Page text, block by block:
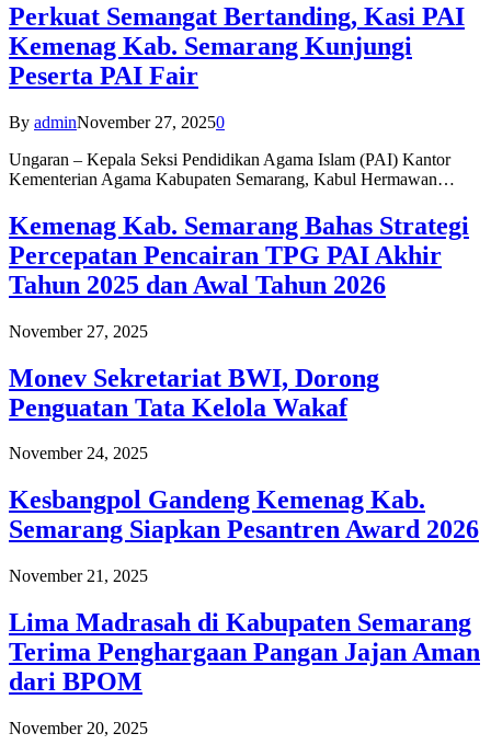
Perkuat Semangat Bertanding, Kasi PAI
Kemenag Kab. Semarang Kunjungi
Peserta PAI Fair
By adminNovember 27, 20250
Ungaran – Kepala Seksi Pendidikan Agama Islam (PAI) Kantor
Kementerian Agama Kabupaten Semarang, Kabul Hermawan…
Kemenag Kab. Semarang Bahas Strategi
Percepatan Pencairan TPG PAI Akhir
Tahun 2025 dan Awal Tahun 2026
November 27, 2025
Monev Sekretariat BWI, Dorong
Penguatan Tata Kelola Wakaf
November 24, 2025
Kesbangpol Gandeng Kemenag Kab.
Semarang Siapkan Pesantren Award 2026
November 21, 2025
Lima Madrasah di Kabupaten Semarang
Terima Penghargaan Pangan Jajan Aman
dari BPOM
November 20, 2025